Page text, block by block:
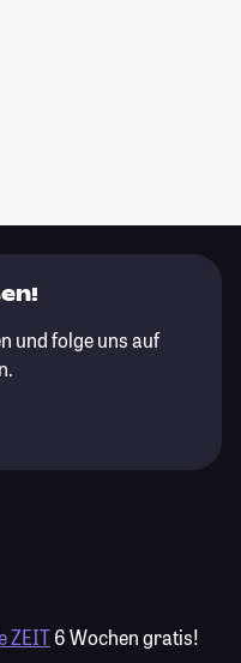
und folge uns auf
ZEIT6 Wochen gratis!